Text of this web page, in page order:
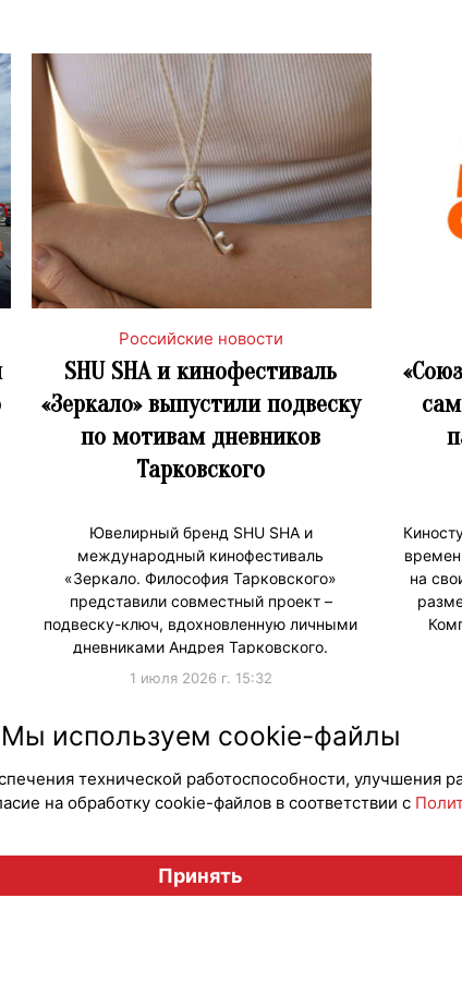
Российские новости
SHU SHA и кинофестиваль
«Зеркало» выпустили подвеску
по мотивам дневников
Тарковского
Ювелирный бренд SHU SHA и
международный кинофестиваль
«Зеркало. Философия Тарковского»
представили совместный проект –
подвеску-ключ, вдохновленную личными
дневниками Андрея Тарковского.
1 июля 2026 г. 15:32
на
лицензионного рынка", licensingrussia.ru, 2009-2026
Мы используем cookie-файлы
технической работоспособности, улучшения
на обработку cookie-файлов в соответствии с
Принять